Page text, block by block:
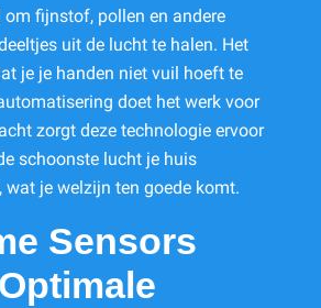
om fijnstof, pollen en andere
uit de lucht te halen. Het
je je handen niet vuil hoeft te
doet het werk voor
zorgt deze technologie ervoor
schoonste lucht je huis
wat je welzijn ten goede komt.
Sensors